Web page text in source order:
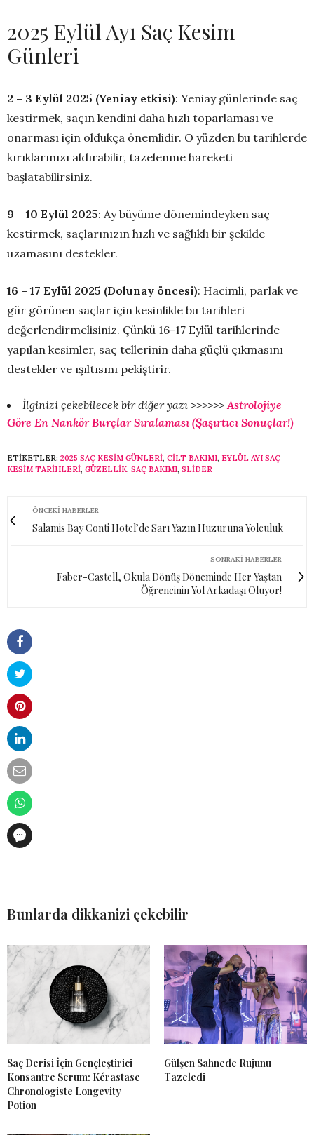
2025 Eylül Ayı Saç Kesim
Günleri
2 – 3 Eylül 2025 (Yeniay etkisi): Yeniay günlerinde saç
kestirmek, saçın kendini daha hızlı toparlaması ve
onarması için oldukça önemlidir. O yüzden bu tarihlerde
kırıklarınızı aldırabilir, tazelenme hareketi
başlatabilirsiniz.
9 – 10 Eylül 2025: Ay büyüme dönemindeyken saç
kestirmek, saçlarınızın hızlı ve sağlıklı bir şekilde
uzamasını destekler.
16 – 17 Eylül 2025 (Dolunay öncesi): Hacimli, parlak ve
gür görünen saçlar için kesinlikle bu tarihleri
değerlendirmelisiniz. Çünkü 16-17 Eylül tarihlerinde
yapılan kesimler, saç tellerinin daha güçlü çıkmasını
destekler ve ışıltısını pekiştirir.
İlginizi çekebilecek bir diğer yazı >>>>>> Astrolojiye
Göre En Nankör Burçlar Sıralaması (Şaşırtıcı Sonuçlar!)
ETIKETLER: 2025 SAÇ KESIM GÜNLERI, CILT BAKIMI, EYLÜL AYI SAÇ
KESIM TARIHLERI, GÜZELLIK, SAÇ BAKIMI, SLİDER
ÖNCEKI HABERLER
Salamis Bay Conti Hotel’de Sarı Yazın Huzuruna Yolculuk
SONRAKI HABERLER
Faber-Castell, Okula Dönüş Döneminde Her Yaştan
Öğrencinin Yol Arkadaşı Oluyor!
Bunlarda dikkanizi çekebilir
Saç Derisi İçin Gençleştirici
Konsantre Serum: Kérastase
Chronologiste Longevity
Potion
Gülşen Sahnede Rujunu
Tazeledi